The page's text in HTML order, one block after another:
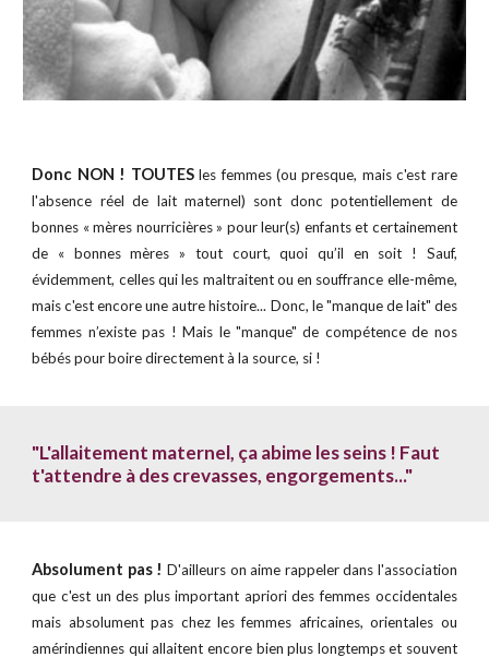
Donc NON ! TOUTESles femmes (ou presque, mais c'est rare
l'absence réel de lait maternel) sont donc potentiellement de
bonnes « mères nourricières » pour leur(s) enfants et certainement
de « bonnes mères » tout court, quoi qu’il en soit ! Sauf,
évidemment, celles qui les maltraitent ou en souffrance elle-même,
mais c'est encore une autre histoire... Donc, le "manque de lait" des
femmes n’existe pas ! Mais le "manque" de compétence de nos
bébés pour boire directement à la source, si !
"L'allaitement maternel, ça abime les seins ! Faut
t'attendre à des crevasses, engorgements..."
Absolument pas ! D'ailleurs on aime rappeler dans l'association
que c'est un des plus important apriori des femmes occidentales
mais absolument pas chez les femmes africaines, orientales ou
amérindiennes qui allaitent encore bien plus longtemps et souvent